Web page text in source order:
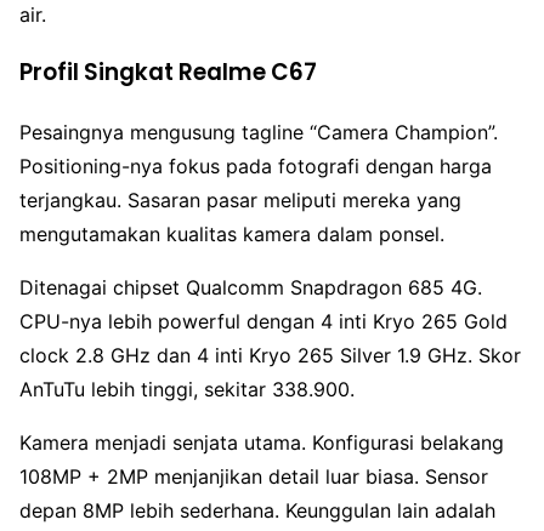
air.
Profil Singkat Realme C67
Pesaingnya mengusung tagline “Camera Champion”.
Positioning-nya fokus pada fotografi dengan harga
terjangkau. Sasaran pasar meliputi mereka yang
mengutamakan kualitas kamera dalam ponsel.
Ditenagai chipset Qualcomm Snapdragon 685 4G.
CPU-nya lebih powerful dengan 4 inti Kryo 265 Gold
clock 2.8 GHz dan 4 inti Kryo 265 Silver 1.9 GHz. Skor
AnTuTu lebih tinggi, sekitar 338.900.
Kamera menjadi senjata utama. Konfigurasi belakang
108MP + 2MP menjanjikan detail luar biasa. Sensor
depan 8MP lebih sederhana. Keunggulan lain adalah